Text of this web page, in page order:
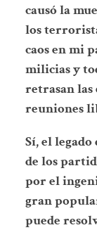
causó la
los
caos en mi
milicias y
retrasan las
reuniones
Sí, el
de los
por el
gran
puede